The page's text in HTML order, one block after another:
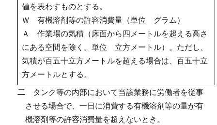
値を表わすものとする。
Ｗ 有機溶剤等の許容消費量（単位 グラム）
Ａ 作業場の気積（床面から四メートルを超える高さ
にある空間を除く。単位 立方メートル）。ただし、
気積が百五十立方メートルを超える場合は、百五十立
方メートルとする。
二
タンク等の内部において当該業務に労働者を従事
させる場合で、一日に消費する有機溶剤等の量が有
機溶剤等の許容消費量を超えないとき。